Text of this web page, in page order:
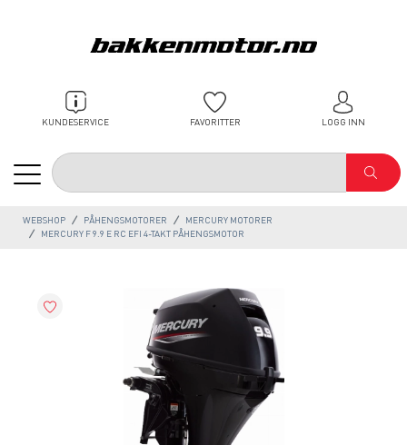
KUNDESERVICE FAVORITTER LOGG INN
WEBSHOP PÅHENGSMOTORER
MERCURY MOTORER
MERCURY F 9.9 E RC EFI 4-TAKT PÅHENGSMOTOR